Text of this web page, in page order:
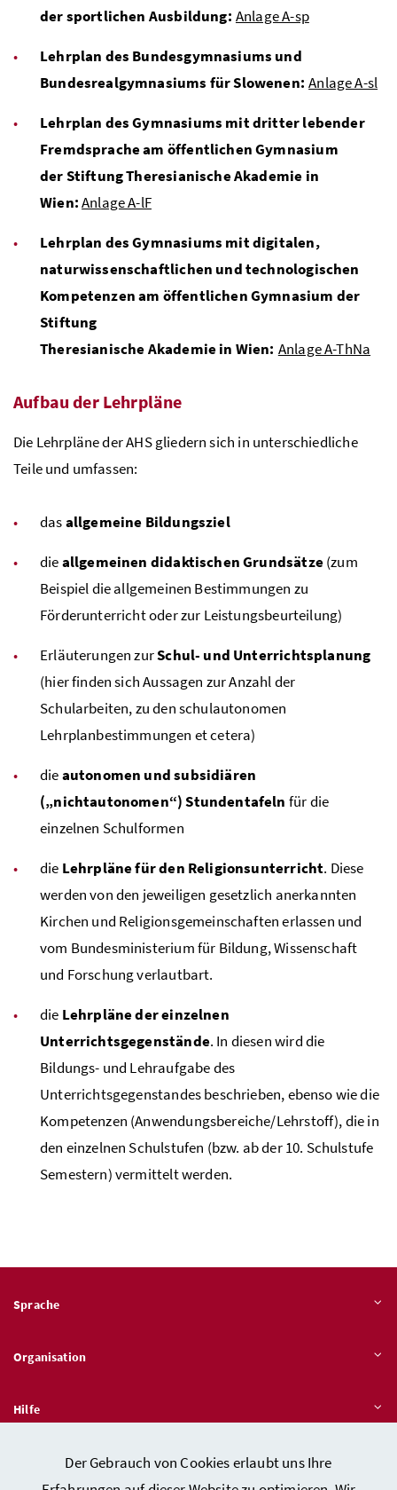
Der Gebrauch von Cookies erlaubt uns Ihre
der sportlichen Ausbildung: Anlage A-sp
Lehrplan des Bundesgymnasiums und
Bundesrealgymnasiums für Slowenen:Anlage A-sl
Lehrplan des Gymnasiums mit dritter lebender
Fremdsprache am öffentlichen Gymnasium
der Stiftung Theresianische Akademie in
Wien:Anlage A-lF
Lehrplan des Gymnasiums mit digitalen,
naturwissenschaftlichen und technologischen
Kompetenzen am öffentlichen Gymnasium der
Stiftung
Theresianische Akademie in Wien: Anlage A-ThNa
Aufbau der Lehrpläne
Die Lehrpläne derAHSgliedern sich in unterschiedliche
Teile und umfassen:
dasallgemeine Bildungsziel
dieallgemeinen didaktischen Grundsätze(zum
Beispiel die allgemeinen Bestimmungen zu
Förderunterricht oder zur Leistungsbeurteilung)
Erläuterungen zurSchul- und Unterrichtsplanung
(hier finden sich Aussagen zur Anzahl der
Schularbeiten, zu den schulautonomen
Lehrplanbestimmungen et cetera)
dieautonomen und subsidiären
(„nichtautonomen“) Stundentafeln für die
einzelnen Schulformen
die Lehrpläne für den Religionsunterricht. Diese
werden von den jeweiligen gesetzlich anerkannten
Kirchen und Religionsgemeinschaften erlassen und
vom Bundesministerium für Bildung, Wissenschaft
und Forschung verlautbart.
die Lehrpläne der einzelnen
Unterrichtsgegenstände. In diesen wird die
Bildungs- und Lehraufgabe des
Unterrichtsgegenstandes beschrieben, ebenso wie die
Kompetenzen (Anwendungsbereiche/Lehrstoff), die in
den einzelnen Schulstufen (bzw. ab der 10. Schulstufe
Semestern) vermittelt werden.
Sprache
Organisation
Hilfe
Quicklinks